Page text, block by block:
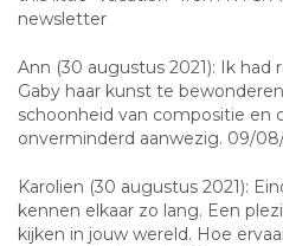
newsletter
Ann (30 augustus 2021): Ik
Gaby haar kunst te
schoonheid van compositie en
onverminderd aanwezig. 09/
Karolien (30 augustus 2021):
kennen elkaar zo lang. Een
kijken in jouw wereld. Hoe